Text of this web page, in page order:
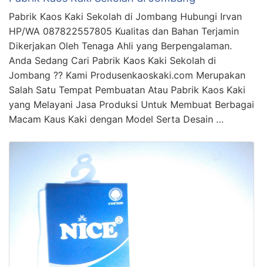
Pabrik Kaos Kaki Sekolah di Jombang Hubungi Irvan
HP/WA 087822557805 Kualitas dan Bahan Terjamin
Dikerjakan Oleh Tenaga Ahli yang Berpengalaman.
Anda Sedang Cari Pabrik Kaos Kaki Sekolah di
Jombang ?? Kami Produsenkaoskaki.com Merupakan
Salah Satu Tempat Pembuatan Atau Pabrik Kaos Kaki
yang Melayani Jasa Produksi Untuk Membuat Berbagai
Macam Kaus Kaki dengan Model Serta Desain …